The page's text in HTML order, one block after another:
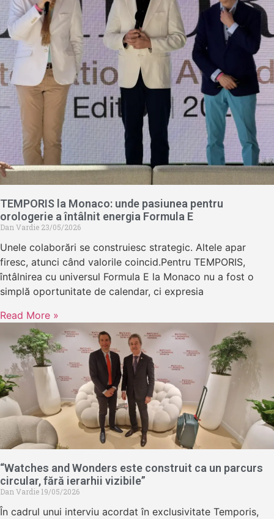
TEMPORIS la Monaco: unde pasiunea pentru
orologerie a întâlnit energia Formula E
Dan Vardie 23/05/2026
Unele colaborări se construiesc strategic. Altele apar
firesc, atunci când valorile coincid.Pentru TEMPORIS,
întâlnirea cu universul Formula E la Monaco nu a fost o
simplă oportunitate de calendar, ci expresia
Read More »
“Watches and Wonders este construit ca un parcurs
circular, fără ierarhii vizibile”
Dan Vardie19/05/2026
În cadrul unui interviu acordat în exclusivitate Temporis,